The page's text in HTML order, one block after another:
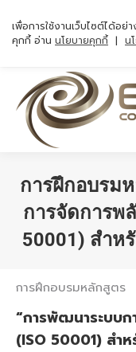
การฝึกอบรม
การจัดการพ
50001) สำห
การฝึกอบรมหลักสูตร
“การพัฒนาระบบก
(ISO 50001) สำ
เพื่อการใช้งานเว็บไซต์ได้อย่
คุกกี้ อ่าน นโยบายคุกกี้ | น